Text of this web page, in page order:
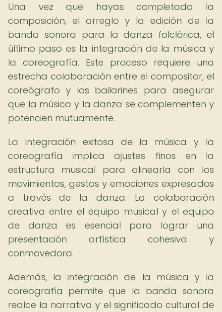
Una vez que hayas completado la
composición, el arreglo y la edición de la
banda sonora para la danza folclórica, el
último paso es la integración de la música y
la coreografía. Este proceso requiere una
estrecha colaboración entre el compositor, el
coreógrafo y los bailarines para asegurar
que la música y la danza se complementen y
potencien mutuamente.
La integración exitosa de la música y la
coreografía implica ajustes finos en la
estructura musical para alinearla con los
movimientos, gestos y emociones expresados
a través de la danza. La colaboración
creativa entre el equipo musical y el equipo
de danza es esencial para lograr una
presentación artística cohesiva y
conmovedora.
Además, la integración de la música y la
coreografía permite que la banda sonora
realce la narrativa y el significado cultural de